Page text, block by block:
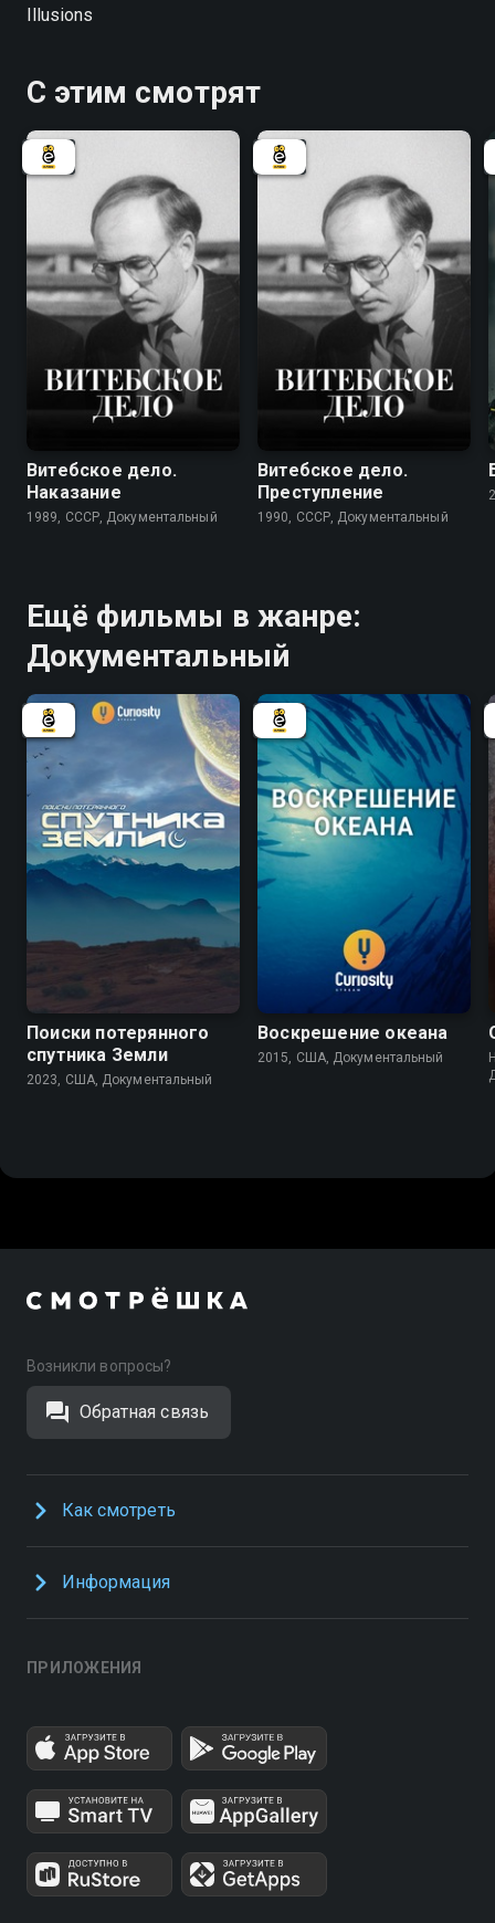
Illusions
С этим смотрят
Витебское дело.
Наказание
1989, СССР, Документальный
Витебское дело.
Преступление
1990, СССР, Документальный
Ещё фильмы в жанре:
Документальный
Поиски потерянного
спутника Земли
2023, США, Документальный
Воскрешение океана
2015, США, Документальный
Возникли вопросы?
Обратная связь
Как смотреть
Информация
ПРИЛОЖЕНИЯ